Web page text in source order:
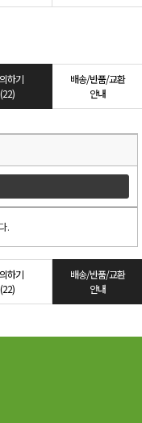
하기
(22)
배송/반품/교환
안내
.
하기
(22)
배송/반품/교환
안내